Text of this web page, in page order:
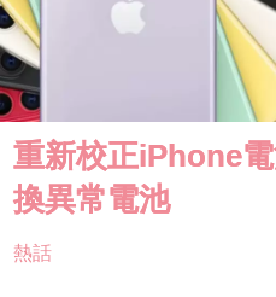
重新校正iPhone
換異常電池
熱話